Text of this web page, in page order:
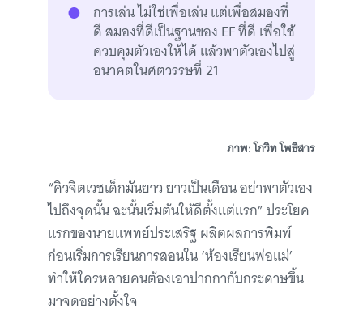
การเล่น ไม่ใช่เพื่อเล่น แต่เพื่อสมองที่
ดี สมองที่ดีเป็นฐานของ EF ที่ดี เพื่อใช้
ควบคุมตัวเองให้ได้ แล้วพาตัวเองไปสู่
อนาคตในศตวรรษที่ 21
ภาพ: โกวิท โพธิสาร
“คิวจิตเวชเด็กมันยาว ยาวเป็นเดือน อย่าพาตัวเอง
ไปถึงจุดนั้น ฉะนั้นเริ่มต้นให้ดีตั้งแต่แรก” ประโยค
แรกของนายแพทย์ประเสริฐ ผลิตผลการพิมพ์
ก่อนเริ่มการเรียนการสอนใน ‘ห้องเรียนพ่อแม่’
ทำให้ใครหลายคนต้องเอาปากกากับกระดาษขึ้น
มาจดอย่างตั้งใจ